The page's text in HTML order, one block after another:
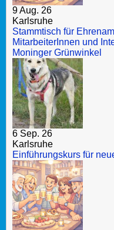
9 Aug. 26
Karlsruhe
Stammtisch für
MitarbeiterInnen und
Moninger Grünwinkel
6 Sep. 26
Karlsruhe
Einführungskurs für